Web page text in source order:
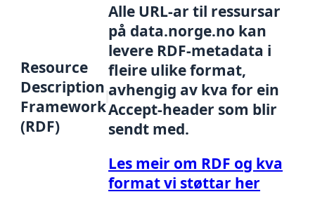
Resource
Description
Framework
(RDF)
Alle URL-ar til ressursar
på data.norge.no kan
levere RDF-metadata i
fleire ulike format,
avhengig av kva for ein
Accept-header som blir
sendt med.
Les meir om RDF og kva
format vi støttar her